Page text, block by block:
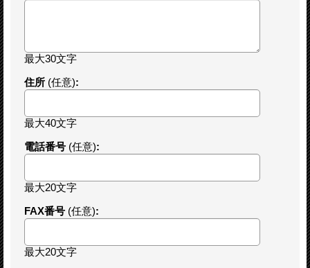
最大30文字
住所 (任意):
最大40文字
電話番号 (任意):
最大20文字
FAX番号 (任意):
最大20文字